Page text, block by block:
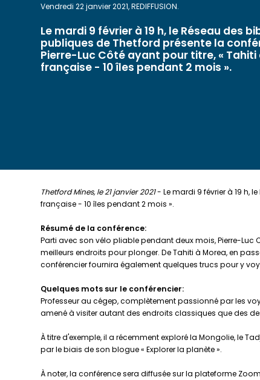
Vendredi 22 janvier 2021, REDIFFUSION.
Le mardi 9 février à 19 h, le Réseau des
publiques de Thetford présente la
Pierre-Luc Côté ayant pour titre, « Tahiti
française - 10 îles pendant 2 mois ».
Thetford Mines, le 21 janvier 2021- Le mardi 9 février à 19 h,
française - 10 îles pendant 2 mois ».
Résumé de la conférence:
Parti avec son vélo pliable pendant deux mois, Pierre-
meilleurs endroits pour plonger. De Tahiti à Morea, en
conférencier fournira également quelques trucs pour y
Quelques mots sur le conférencier:
Professeur au cégep, complètement passionné par les
amené à visiter autant des endroits classiques que des
À titre d'exemple, il a récemment exploré la Mongolie, le
par le biais de son blogue « Explorer la planète ».
À noter, la conférence sera diffusée sur la plateforme